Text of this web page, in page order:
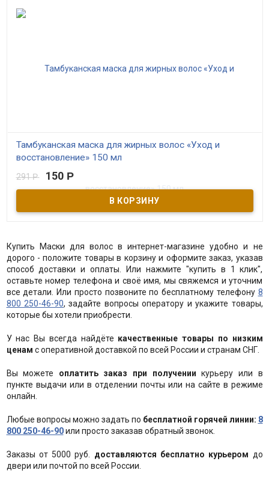
Тамбуканская маска для жирных волос «Уход и
восстановление» 150 мл
В наличии
Маска для волос с розовой глиной, кавказским медом и
экстрактом апельсина - отличное средство для здоровья и
красоты Ваших волос. Входящие в ее состав активные
снижают интенсивность деятельности сальных желёз, позволяя
увеличить интервалы между мытьем головы, способствуют
быстрому избавлению от перхоти, высыпаний, себореи,
эффективно очищают кожу головы, снимают раздражение и зуд,
стимулируют рост волос, снижают их ломкость и повышают
упругость.
291Р 150 Р
Купить Маски для волос в интернет-магазине удобно и не
дорого - положите товары в корзину и оформите заказ, указав
способ доставки и оплаты. Или нажмите "купить в 1 клик",
оставьте номер телефона и своё имя, мы свяжемся и уточним
все детали. Или просто позвоните по бесплатному телефону 8
800 250-46-90, задайте вопросы оператору и укажите товары,
которые бы хотели приобрести.
У нас Вы всегда найдёте качественные товары по низким
ценам с оперативной доставкой по всей России и странам СНГ.
Вы можете оплатить заказ при получении курьеру или в
пункте выдачи или в отделении почты или на сайте в режиме
онлайн.
Любые вопросы можно задать по бесплатной горячей линии: 8
800 250-46-90или просто заказав обратный звонок.
Заказы от 5000 руб. доставляются бесплатно курьером до
двери или почтой по всей России.